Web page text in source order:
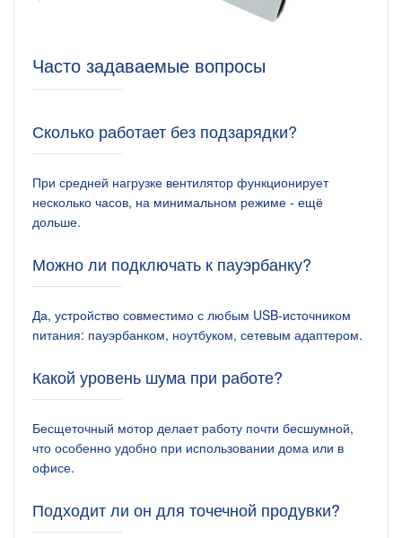
Часто задаваемые вопросы
Сколько работает без подзарядки?
При средней нагрузке вентилятор функционирует
несколько часов, на минимальном режиме - ещё
дольше.
Можно ли подключать к пауэрбанку?
Да, устройство совместимо с любым USB-источником
питания: пауэрбанком, ноутбуком, сетевым адаптером.
Какой уровень шума при работе?
Бесщеточный мотор делает работу почти бесшумной,
что особенно удобно при использовании дома или в
офисе.
Подходит ли он для точечной продувки?